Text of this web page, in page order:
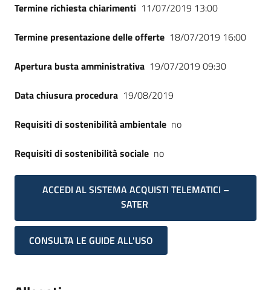
Termine richiesta chiarimenti 11/07/2019 13:00
Termine presentazione delle offerte 18/07/2019 16:00
Apertura busta amministrativa 19/07/2019 09:30
Data chiusura procedura 19/08/2019
Requisiti di sostenibilità ambientale no
Requisiti di sostenibilità sociale no
ACCEDI AL SISTEMA ACQUISTI TELEMATICI –
SATER
CONSULTA LE GUIDE ALL'USO